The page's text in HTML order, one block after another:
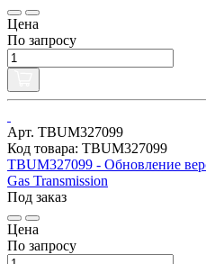
Цена
По запросу
Арт. TBUM327099
Код товара: TBUM327099
TBUM327099 - Обновление
Gas Transmission
Под заказ
Цена
По запросу